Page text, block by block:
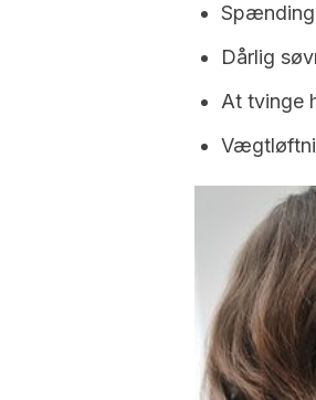
Spænding
Dårlig
At tvinge